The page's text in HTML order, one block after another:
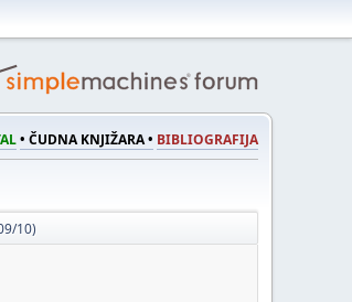
• ČUDNA KNJIŽARA • BIBLIOGRAFIJA
10)